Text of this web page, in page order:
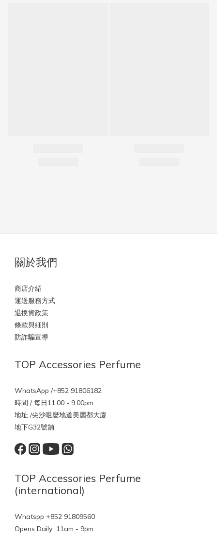
關於我們
商店介紹
運送服務方式
退換貨政策
條款與細則
防詐騙宣導
TOP Accessories Perfume
WhatsApp /+852 91806182
時間 / 每日11:00 - 9:00pm
地址 /尖沙咀麼地道美麗都大廈
地下G32號舖
TOP Accessories Perfume
(international)
Whatspp +852 91809560
Opens Daily 11am - 9pm